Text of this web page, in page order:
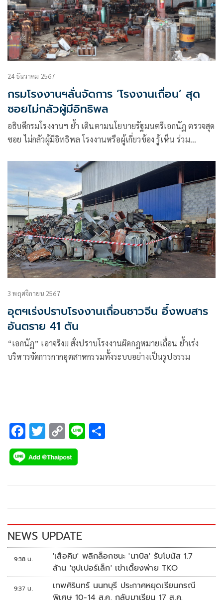
24 ธันวาคม 2567
กรมโรงงานฯลั่นจัดการ ‘โรงงานเถื่อน’ สุด
ซอยไม่กลัวผู้มีอิทธิพล
อธิบดีกรมโรงงานฯ ย้ำ เดินตามนโยบายรัฐมนตรีเอกนัฏ ตรวจสุด
ซอย ไม่กลัวผู้มีอิทธิพล โรงงานหรือผู้เกี่ยวข้อง รู้เห็น ร่วม
3 พฤศจิกายน 2567
อุตฯเร่งปราบโรงงานเถื่อนชาวจีน อึ้งพบสาร
อันตราย 41 ตัน
“เอกนัฏ” เอาจริง!! สั่งปราบโรงงานผิดกฎหมายเถื่อน ย้ำเร่ง
บริหารจัดการกากอุตสาหกรรมทั้งระบบอย่างเป็นรูปธรรม
F
ac
e
k
T
wi
tt
C
o
p
k
Li
NEWS UPDATE
9:38 น.
'เสือคิม' พลิกล็อกชนะ 'นาบิล' รับโบนัส 1.7
ล้าน 'ซุปเปอร์เล็ก' เข่าเดี้ยงพ่าย TKO
9:37 น.
เทพศิรินทร์ นนทบุรี ประกาศหยุดเรียนกรณี
พิเศษ 10-14 ส.ค. กลับมาเรียน 17 ส.ค.